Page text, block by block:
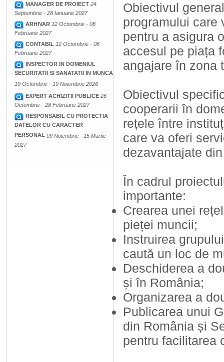
MANAGER DE PROIECT 24
Septembrie - 28 Ianuarie 2027
ARHIVAR 12 Octombrie - 08
Februarie 2027
CONTABIL 12 Octombrie - 08
Februarie 2027
INSPECTOR IN DOMENIUL
SECURITATII SI SANATATII IN MUNCA
19 Octombrie - 19 Noiembrie 2026
EXPERT ACHIZITII PUBLICE 26
Octombrie - 28 Februarie 2027
RESPONSABIL CU PROTECTIA
DATELOR CU CARACTER
PERSONAL 09 Noiembrie - 15 Martie
2027
Obiectivul
programului care
pentru a asigura
accesul pe piața
angajare în zona
Obiectivul
cooperarii în
rețele între
care va oferi
dezavantajate
În cadrul
importante:
Crearea unei
pieței muncii;
Instruirea
caută un loc de
Deschiderea a
și în România;
Organizarea a
Publicarea unui
din România și
pentru facilitarea